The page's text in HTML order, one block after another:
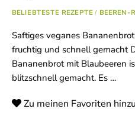
BELIEBTESTE REZEPTE/ BEEREN-
Saftiges veganes
fruchtig und schnell gemacht
Bananenbrot mit Blaubeeren
blitzschnell gemacht. Es …
Zu meinen Favoriten